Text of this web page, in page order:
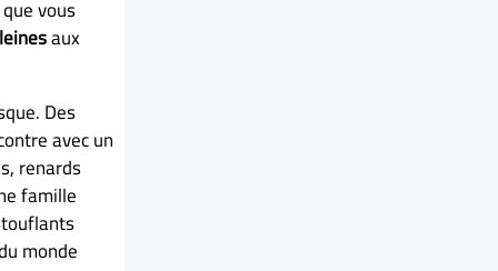
vous
aux
Des
avec un
renards
famille
monde